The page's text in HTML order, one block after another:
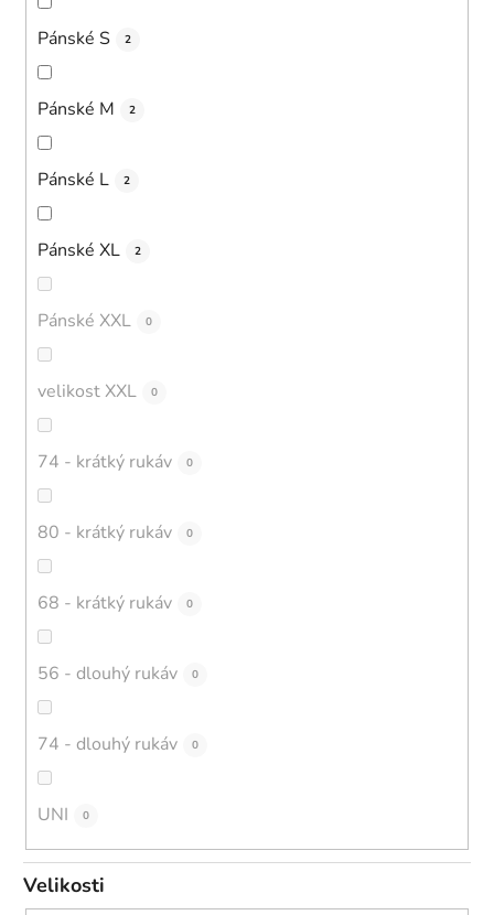
Pánské S 2
Pánské M 2
Pánské L 2
Pánské XL 2
Pánské XXL 0
velikost XXL 0
74 - krátký rukáv 0
80 - krátký rukáv 0
68 - krátký rukáv 0
56 - dlouhý rukáv 0
74 - dlouhý rukáv 0
UNI 0
Velikosti